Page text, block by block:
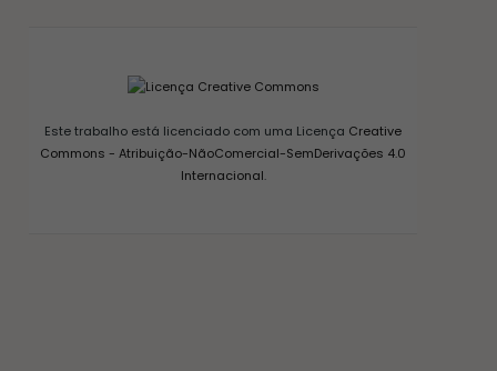
Este trabalho está licenciado com uma Licença Creative
Commons - Atribuição-NãoComercial-SemDerivações 4.0
Internacional.